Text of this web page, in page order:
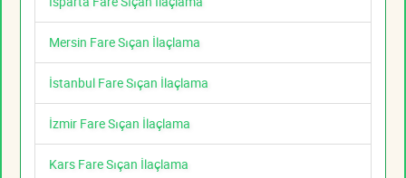
Mersin Fare Sıçan İlaçlama
İstanbul Fare Sıçan İlaçlama
İzmir Fare Sıçan İlaçlama
Kars Fare Sıçan İlaçlama